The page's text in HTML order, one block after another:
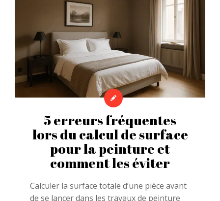
5 erreurs fréquentes
lors du calcul de surface
pour la peinture et
comment les éviter
Calculer la surface totale d’une pièce avant
de se lancer dans les travaux de peinture